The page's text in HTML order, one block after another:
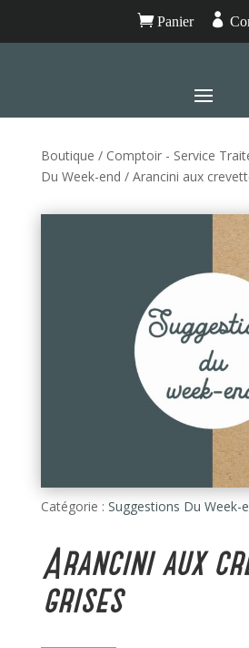
Panier 
Boutique / Comptoir - Service
Du Week-end / Arancini aux
Catégorie : Suggestions Du Week-
Arancini aux
grises